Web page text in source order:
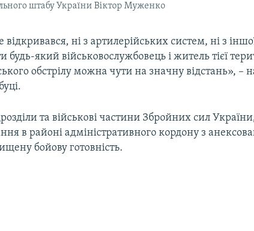
штабу України Віктор Муженко
ні з артилерійських систем, ні з
будь-який військовослужбовець і житель тієї
обстрілу можна чути на значну відстань», –
та військові частини Збройних сил
в районі адміністративного кордону з
бойову готовність.